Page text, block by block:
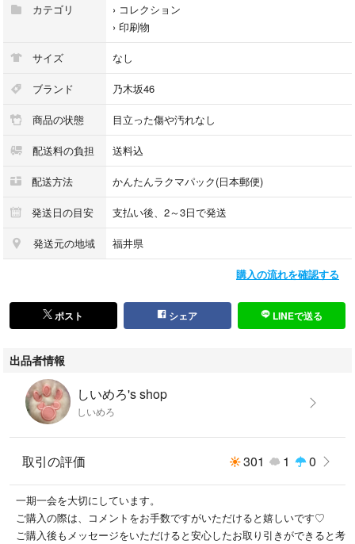
カテゴリ
› コレクション
› 印刷物
サイズ なし
ブランド 乃木坂46
商品の状態 目立った傷や汚れなし
配送料の負担 送料込
配送方法 かんたんラクマパック(日本郵便)
発送日の目安 支払い後、2～3日で発送
発送元の地域 福井県
購入の流れを確認する
ポスト シェア LINEで送る
出品者情報
しいめろ's shop
しいめろ
取引の評価 301 1 0
一期一会を大切にしています。
ご購入の際は、コメントをお手数ですがいただけると嬉しいです♡
ご購入後もメッセージをいただけると安心したお取り引きができると考